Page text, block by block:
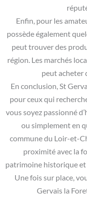
Enfin, pour les
possède également
peut trouver des
région. Les marchés
peut acheter
En conclusion, St
pour ceux qui
vous soyez passionné
ou simplement en
commune du Loir-et-
proximité avec la
patrimoine historique et
Une fois sur place,
Gervais la